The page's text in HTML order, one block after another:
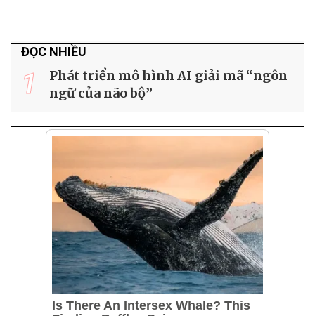
ĐỌC NHIỀU
1
Phát triển mô hình AI giải mã “ngôn
ngữ của não bộ”